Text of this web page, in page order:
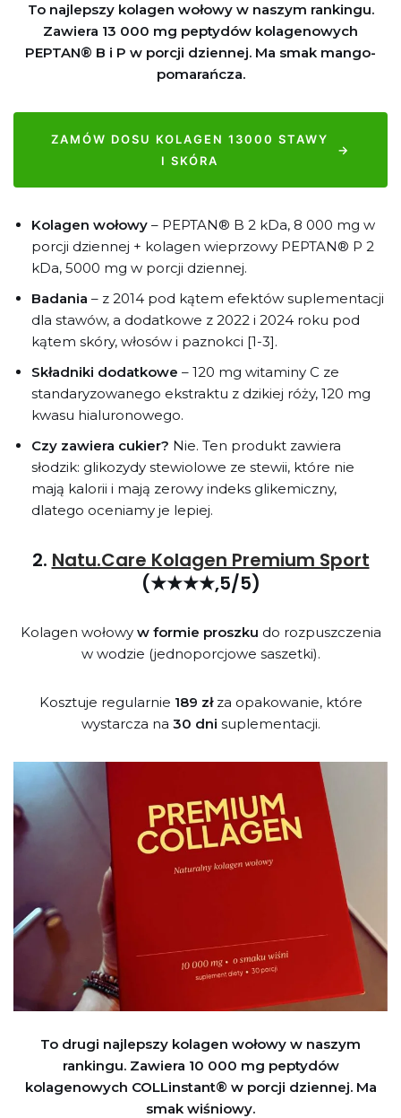
To najlepszy kolagen wołowy w naszym rankingu.
Zawiera 13 000 mg peptydów kolagenowych
PEPTAN® B i P w porcji dziennej. Ma smak mango-
pomarańcza.
ZAMÓW DOSU KOLAGEN 13000 STAWY
I SKÓRA
→
Kolagen wołowy – PEPTAN® B 2 kDa, 8 000 mg w
porcji dziennej + kolagen wieprzowy PEPTAN® P 2
kDa, 5000 mg w porcji dziennej.
Badania – z 2014 pod kątem efektów suplementacji
dla stawów, a dodatkowe z 2022 i 2024 roku pod
kątem skóry, włosów i paznokci [1-3].
Składniki dodatkowe – 120 mg witaminy C ze
standaryzowanego ekstraktu z dzikiej róży, 120 mg
kwasu hialuronowego.
Czy zawiera cukier? Nie. Ten produkt zawiera
słodzik: glikozydy stewiolowe ze stewii, które nie
mają kalorii i mają zerowy indeks glikemiczny,
dlatego oceniamy je lepiej.
2. Natu.Care Kolagen Premium Sport
(★★★★,5/5)
Kolagen wołowy w formie proszku do rozpuszczenia
w wodzie (jednoporcjowe saszetki).
Kosztuje regularnie 189 zł za opakowanie, które
wystarcza na 30 dni suplementacji.
To drugi najlepszy kolagen wołowy w naszym
rankingu. Zawiera 10 000 mg peptydów
kolagenowych COLLinstant® w porcji dziennej. Ma
smak wiśniowy.